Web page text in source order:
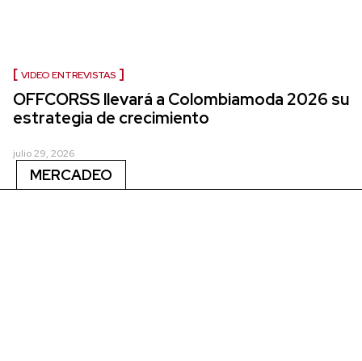
VIDEO ENTREVISTAS
OFFCORSS llevará a Colombiamoda 2026 su
estrategia de crecimiento
julio 29, 2026
MERCADEO